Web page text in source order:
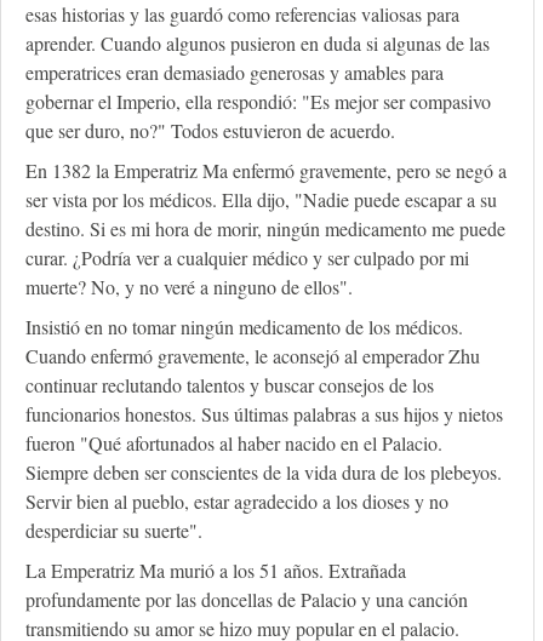
esas historias y las guardó como referencias valiosas para
aprender. Cuando algunos pusieron en duda si algunas de las
emperatrices eran demasiado generosas y amables para
gobernar el Imperio, ella respondió: "Es mejor ser compasivo
que ser duro, no?" Todos estuvieron de acuerdo.
En 1382 la Emperatriz Ma enfermó gravemente, pero se negó a
ser vista por los médicos. Ella dijo, "Nadie puede escapar a su
destino. Si es mi hora de morir, ningún medicamento me puede
curar. ¿Podría ver a cualquier médico y ser culpado por mi
muerte? No, y no veré a ninguno de ellos".
Insistió en no tomar ningún medicamento de los médicos.
Cuando enfermó gravemente, le aconsejó al emperador Zhu
continuar reclutando talentos y buscar consejos de los
funcionarios honestos. Sus últimas palabras a sus hijos y nietos
fueron "Qué afortunados al haber nacido en el Palacio.
Siempre deben ser conscientes de la vida dura de los plebeyos.
Servir bien al pueblo, estar agradecido a los dioses y no
desperdiciar su suerte".
La Emperatriz Ma murió a los 51 años. Extrañada
profundamente por las doncellas de Palacio y una canción
transmitiendo su amor se hizo muy popular en el palacio.